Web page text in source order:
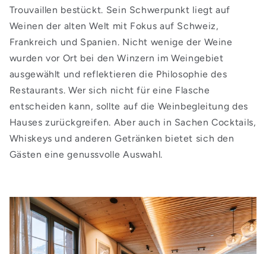
Trouvaillen bestückt. Sein Schwerpunkt liegt auf
Weinen der alten Welt mit Fokus auf Schweiz,
Frankreich und Spanien. Nicht wenige der Weine
wurden vor Ort bei den Winzern im Weingebiet
ausgewählt und reflektieren die Philosophie des
Restaurants. Wer sich nicht für eine Flasche
entscheiden kann, sollte auf die Weinbegleitung des
Hauses zurückgreifen. Aber auch in Sachen Cocktails,
Whiskeys und anderen Getränken bietet sich den
Gästen eine genussvolle Auswahl.